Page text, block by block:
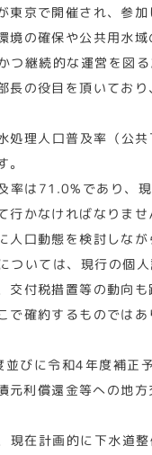
東京で開催され、参加
境の確保や公共用水
つ継続的な運営を図
長の役目を頂いてお
処理人口普及率（公
率は71.0%であり、
行かなければなりませ
人口動態を検討しな
ついては、現行の個
交付税措置等の動向
で確約するものではあ
びに令和4年度補正
元利償還金等への地
現在計画的に下水道